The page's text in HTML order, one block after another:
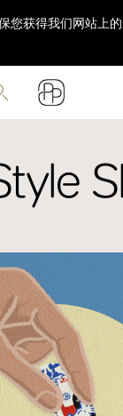
您获得我们网站上的